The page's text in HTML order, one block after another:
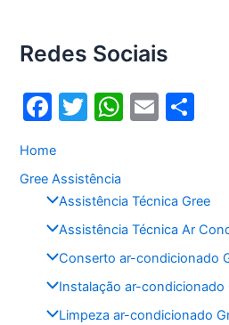
Redes Sociais
F
c
e
b
o
o
k
T
itt
er
W
s
A
p
p
E
l
e
Home
Gree Assistência
Assistência Técnica Gree
Assistência Técnica Ar
Conserto ar-condicionado
Instalação ar-condicionado
Limpeza ar-condicionado